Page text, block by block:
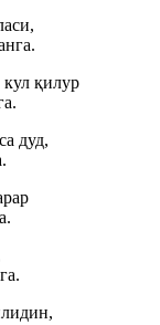
қилур
дуд,